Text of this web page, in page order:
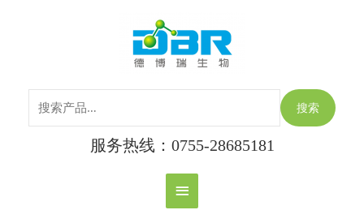
主
菜
单
搜索
服务热线：0755-28685181